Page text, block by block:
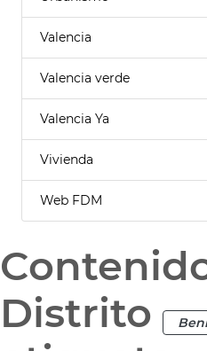
Valencia
Valencia verde
Valencia Ya
Vivienda
Web FDM
Distrito